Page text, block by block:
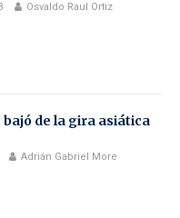
Osvaldo Raul Ortiz
de la gira asiática
Adrián Gabriel More